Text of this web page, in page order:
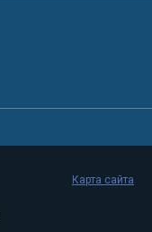
Карта сайта